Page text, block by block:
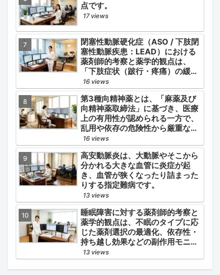
点です。
17 views
閉塞性動脈硬化症（ASO / 下肢閉
塞性動脈疾患：LEAD）における
薬剤師的考察と薬学的観点は、
「下肢症状（跛行・疼痛）の緩
和」と「全身性動脈硬化による脳
心血管イベント（脳梗塞・心筋梗
塞）の二次予防」の2軸を同時に
管理することにあります。
16 views
第3種向精神薬とは、「麻薬及び
向精神薬取締法」に基づき、医療
上の有用性が認められる一方で、
乱用や依存の危険性から厳重な管
理・規制が必要とされる薬物のう
ち、第1種・第2種よりも比較的リ
スクが低いと判断されて指定され
ている医薬品の分類です。
16 views
高安動脈炎は、大動脈やそこから
分かれる大きな血管に炎症が起
き、血管が狭くなったり詰まった
りする指定難病です。
13 views
睡眠障害に対する薬剤師的考察と
薬学的観点は、不眠のタイプに応
じた薬剤選択の最適化、依存性・
持ち越し効果などの副作用モニタ
リング、そして生活習慣（睡眠衛
生）の改善支援にあります。
13 views